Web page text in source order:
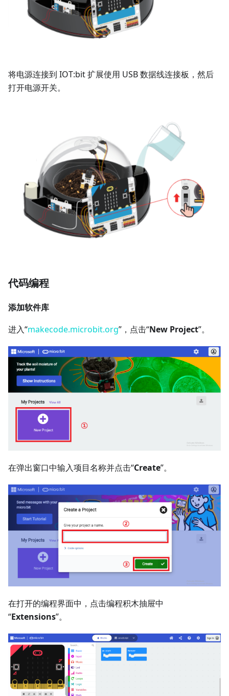
将电源连接到 IOT:bit 扩展使用 USB 数据线连接板，然后
打开电源开关。
代码编程
添加软件库
进入“makecode.microbit.org”，点击“New Project”。
在弹出窗口中输入项目名称并点击“Create”。
在打开的编程界面中，点击编程积木抽屉中
“Extensions”。